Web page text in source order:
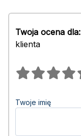
Twoja ocena dla:
klienta
Twoje imię